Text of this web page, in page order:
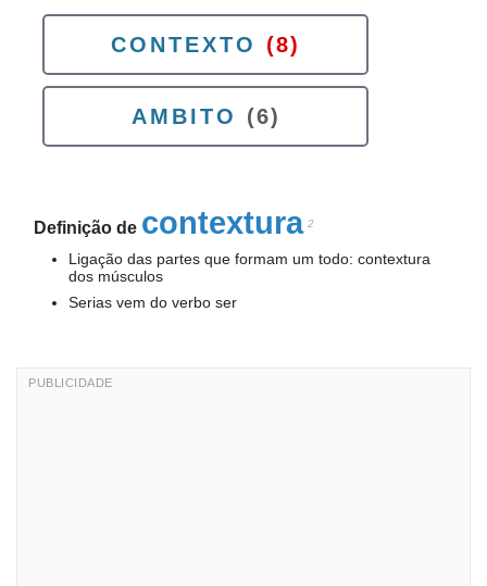
CONTEXTO (8)
AMBITO (6)
Definição de contextura 2
Ligação das partes que formam um todo: contextura
dos músculos
Serias vem do verbo ser